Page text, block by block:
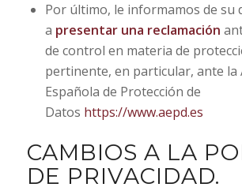
Por último, le informamos de su
a presentar una reclamación
de control en materia de
pertinente, en particular, ante la
Española de Protección de
Datos https://www.aepd.es
CAMBIOS A LA
DE PRIVACIDAD.